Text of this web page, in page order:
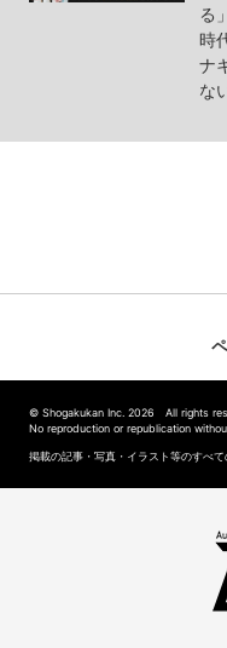
る
時
ナ
な
© Shogakukan Inc. 2026 All rights
No reproduction or republication
掲載の記事・写真・イラスト等のすべ